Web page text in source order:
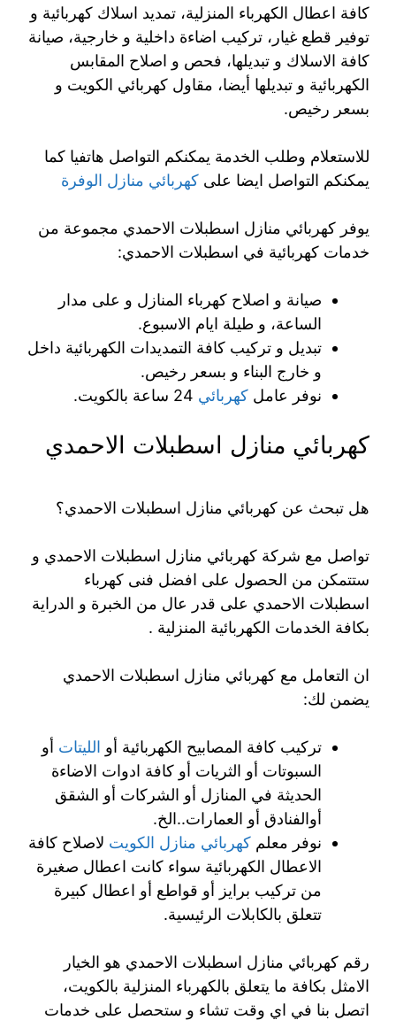
كافة اعطال الكهرباء المنزلية، تمديد اسلاك كهربائية و
توفير قطع غيار، تركيب اضاءة داخلية و خارجية، صيانة
كافة الاسلاك و تبديلها، فحص و اصلاح المقابس
الكهربائية و تبديلها أيضا، مقاول كهربائي الكويت و
بسعر رخيص.
للاستعلام وطلب الخدمة يمكنكم التواصل هاتفيا كما
يمكنكم التواصل ايضا على كهربائي منازل الوفرة
يوفر كهربائي منازل اسطبلات الاحمدي مجموعة من
خدمات كهربائية في اسطبلات الاحمدي:
صيانة و اصلاح كهرباء المنازل و على مدار
الساعة، و طيلة ايام الاسبوع.
تبديل و تركيب كافة التمديدات الكهربائية داخل
و خارج البناء و بسعر رخيص.
نوفر عامل كهربائي
كهربائي منازل اسطبلات الاحمدي
هل تبحث عن كهربائي منازل اسطبلات الاحمدي؟
تواصل مع شركة كهربائي منازل اسطبلات الاحمدي و
ستتمكن من الحصول على افضل فنى كهرباء
اسطبلات الاحمدي على قدر عال من الخبرة و الدراية
بكافة الخدمات الكهربائية المنزلية .
ان التعامل مع كهربائي منازل اسطبلات الاحمدي
يضمن لك:
تركيب كافة المصابيح الكهربائية أو الليتات أو
السبوتات أو الثريات أو كافة ادوات الاضاءة
الحديثة في المنازل أو الشركات أو الشقق
أوالفنادق أو العمارات..الخ.
نوفر معلم كهربائي منازل الكويت لاصلاح كافة
الاعطال الكهربائية سواء كانت اعطال صغيرة
من تركيب برايز أو قواطع أو اعطال كبيرة
تتعلق بالكابلات الرئيسية.
رقم كهربائي منازل اسطبلات الاحمدي هو الخيار
الامثل بكافة ما يتعلق بالكهرباء المنزلية بالكويت،
اتصل بنا في اي وقت تشاء و ستحصل على خدمات